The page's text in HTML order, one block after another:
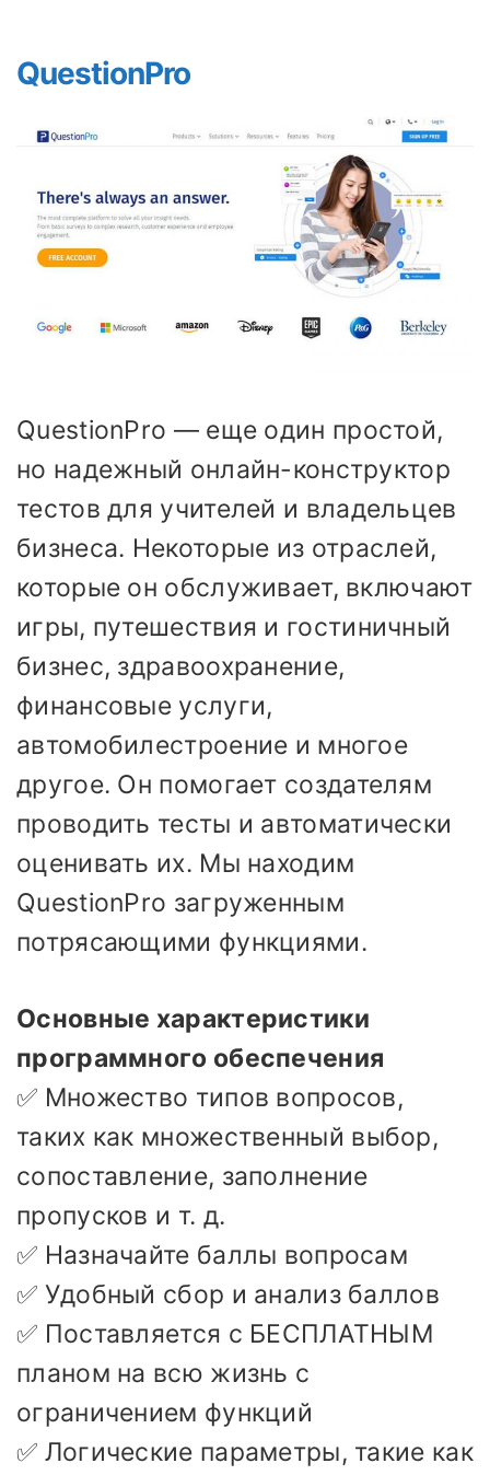
QuestionPro
QuestionPro — еще один простой,
но надежный онлайн-конструктор
тестов для учителей и владельцев
бизнеса. Некоторые из отраслей,
которые он обслуживает, включают
игры, путешествия и гостиничный
бизнес, здравоохранение,
финансовые услуги,
автомобилестроение и многое
другое. Он помогает создателям
проводить тесты и автоматически
оценивать их. Мы находим
QuestionPro загруженным
потрясающими функциями.
Основные характеристики
программного обеспечения
✅ Множество типов вопросов,
таких как множественный выбор,
сопоставление, заполнение
пропусков и т. д.
✅ Назначайте баллы вопросам
✅ Удобный сбор и анализ баллов
✅ Поставляется с БЕСПЛАТНЫМ
планом на всю жизнь с
ограничением функций
✅ Логические параметры, такие как